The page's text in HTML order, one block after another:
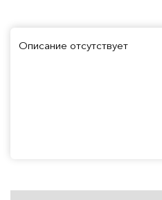
Описание отсутствует